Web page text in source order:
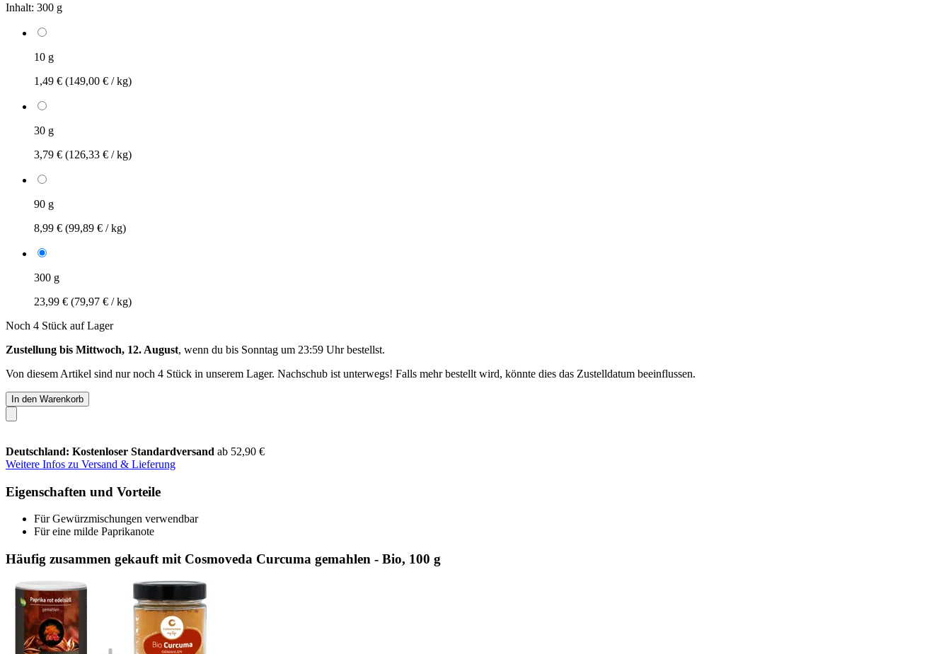
Inhalt: 300 g
10 g
1,49 € (149,00 € / kg)
30 g
3,79 € (126,33 € / kg)
90 g
8,99 € (99,89 € / kg)
300 g
23,99 € (79,97 € / kg)
Noch 4 Stück auf Lager
Zustellung bis Mittwoch, 12. August, wenn du bis Sonntag um 23:59 Uhrbestellst.
Von diesem Artikel sind nur noch 4 Stück in unserem Lager. Nachschub ist unterwegs! Falls mehr bestellt wird, könnte dies das Zustelldatum beeinflussen.
In den Warenkorb
Deutschland: Kostenloser Standardversand ab 52,90 €
Weitere Infos zu Versand & Lieferung
Eigenschaften und Vorteile
Für Gewürzmischungen verwendbar
Für eine milde Paprikanote
Häufig zusammen gekauft mit Cosmoveda Curcuma gemahlen - Bio, 100 g